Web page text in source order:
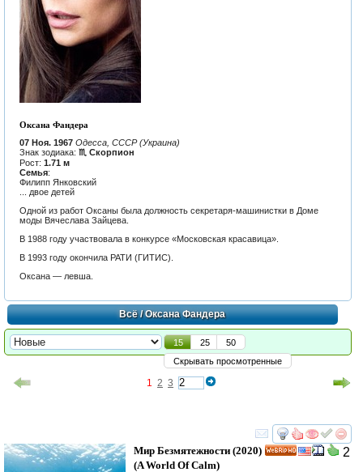
Оксана Фандера
07 Ноя. 1967 Одесса, СССР (Украина)
Знак зодиака: ♏ Скорпион
Рост: 1.71 м
Семья:
Филипп Янковский
... двое детей
Одной из работ Оксаны была должность секретаря-машинистки в Доме
моды Вячеслава Зайцева.
В 1988 году участвовала в конкурсе «Московская красавица».
В 1993 году окончила РАТИ (ГИТИС).
Оксана — левша.
Всё/ Оксана Фандера
15 25
50
Скрывать просмотренные
1 2 3
смотреть
2
Мир Безмятежности (2020)
(A World Of Calm)